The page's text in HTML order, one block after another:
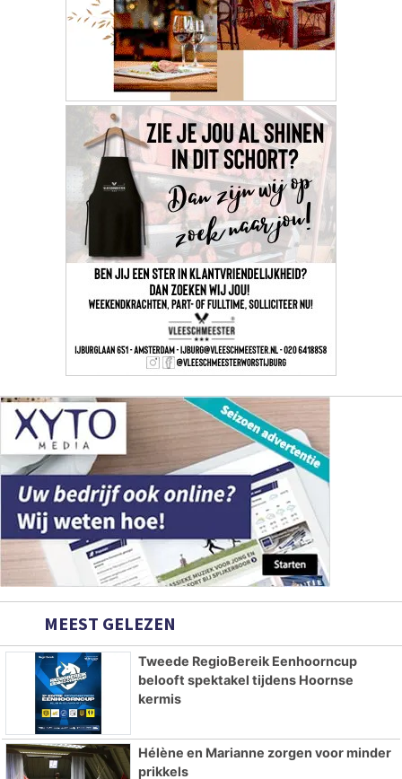
MEEST GELEZEN
Tweede RegioBereik Eenhoorncup
belooft spektakel tijdens Hoornse
kermis
Hélène en Marianne zorgen voor minder
prikkels